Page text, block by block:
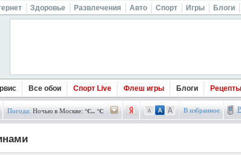
Здоровье Развлечения Авто Спорт Игры Блоги
Все обои Спорт Live Флеш игры Блоги Рецепты
Погода: Ночью в Москве: °C.. °C В избранное